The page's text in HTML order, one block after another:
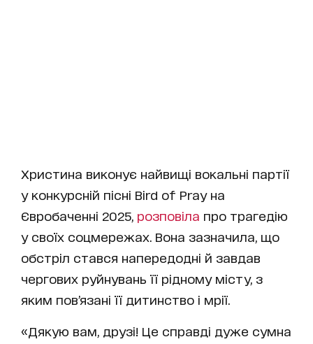
Христина виконує найвищі вокальні партії
у конкурсній пісні Bird of Pray на
Євробаченні 2025, розповіла про трагедію
у своїх соцмережах. Вона зазначила, що
обстріл стався напередодні й завдав
чергових руйнувань її рідному місту, з
яким пов’язані її дитинство і мрії.
«Дякую вам, друзі! Це справді дуже сумна